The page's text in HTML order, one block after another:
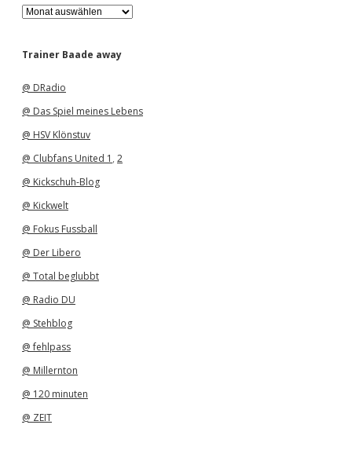
A
r
h
Trainer Baade away
@ DRadio
@ Das Spiel meines Lebens
@ HSV Klönstuv
@ Clubfans United 1 , 2
@ Kickschuh-Blog
@ Kickwelt
@ Fokus Fussball
@ Der Libero
@ Total beglubbt
@ Radio DU
@ Stehblog
@ fehlpass
@ Millernton
@ 120 minuten
@ ZEIT